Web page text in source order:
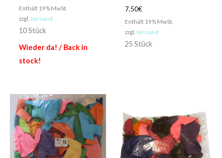
Enthält 19% MwSt.
zzgl. Versand
10 Stück
Wieder da! / Back in
stock!
7,50€
Enthält 19% MwSt.
zzgl. Versand
25 Stück